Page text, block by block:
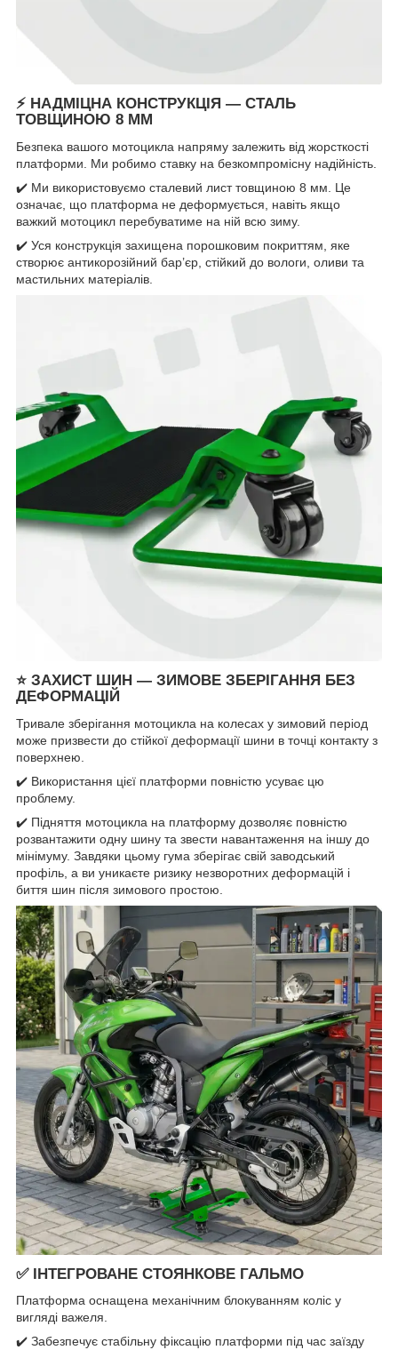
⚡ НАДМІЦНА КОНСТРУКЦІЯ — СТАЛЬ
ТОВЩИНОЮ 8 ММ
Безпека вашого мотоцикла напряму залежить від жорсткості
платформи. Ми робимо ставку на безкомпромісну надійність.
✔️ Ми використовуємо сталевий лист товщиною 8 мм. Це
означає, що платформа не деформується, навіть якщо
важкий мотоцикл перебуватиме на ній всю зиму.
✔️ Уся конструкція захищена порошковим покриттям, яке
створює антикорозійний бар’єр, стійкий до вологи, оливи та
мастильних матеріалів.
⭐ ЗАХИСТ ШИН — ЗИМОВЕ ЗБЕРІГАННЯ БЕЗ
ДЕФОРМАЦІЙ
Тривале зберігання мотоцикла на колесах у зимовий період
може призвести до стійкої деформації шини в точці контакту з
поверхнею.
✔️ Використання цієї платформи повністю усуває цю
проблему.
✔️ Підняття мотоцикла на платформу дозволяє повністю
розвантажити одну шину та звести навантаження на іншу до
мінімуму. Завдяки цьому гума зберігає свій заводський
профіль, а ви уникаєте ризику незворотних деформацій і
биття шин після зимового простою.
✅ ІНТЕГРОВАНЕ СТОЯНКОВЕ ГАЛЬМО
Платформа оснащена механічним блокуванням коліс у
вигляді важеля.
✔️ Забезпечує стабільну фіксацію платформи під час заїзду